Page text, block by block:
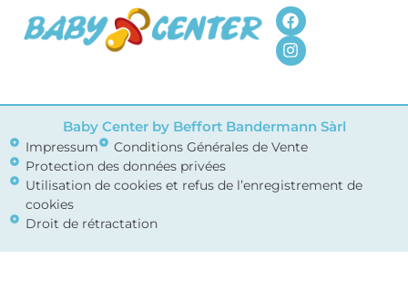
Baby Center by Beffort Bandermann Sàrl
Impressum
Conditions Générales de Vente
Protection des données privées
Utilisation de cookies et refus de l’enregistrement de
cookies
Droit de rétractation